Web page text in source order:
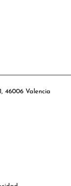
46006 Valencia